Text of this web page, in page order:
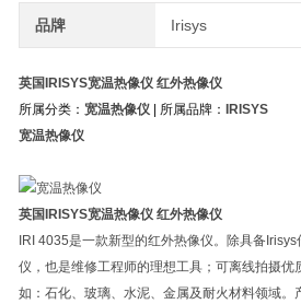
品牌 Irisys
英国IRISYS宽温热像仪 红外热像仪
所属分类： 宽温热像仪 | 所属品牌：
IRISYS
宽温热像仪
英国IRISYS宽温热像仪 红外热像仪
IRI 4035是一款新型的红外热像仪。除具备
仪，也是维修工程师的理想工具；可离线拍摄
如：石化、玻璃、水泥、金属及耐火材料领域